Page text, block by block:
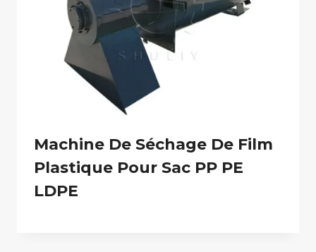
Machine De Séchage De Film
Plastique Pour Sac PP PE
LDPE